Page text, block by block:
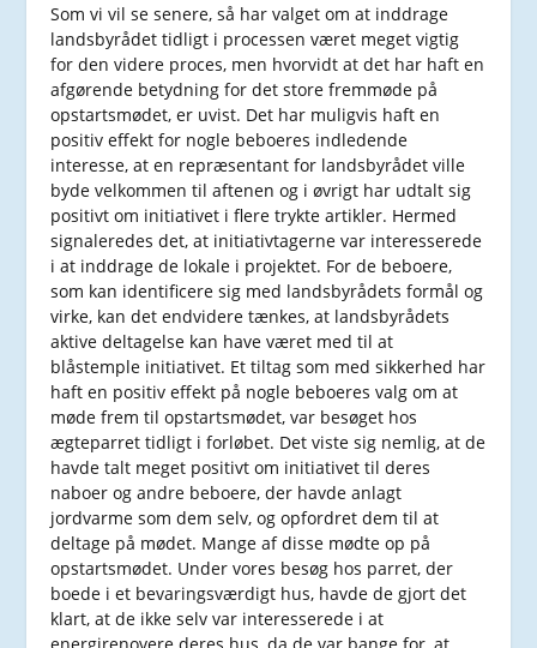
Som vi vil se senere, så har valget om at inddrage
landsbyrådet tidligt i processen været meget vigtig
for den videre proces, men hvorvidt at det har haft en
afgørende betydning for det store fremmøde på
opstartsmødet, er uvist. Det har muligvis haft en
positiv effekt for nogle beboeres indledende
interesse, at en repræsentant for landsbyrådet ville
byde velkommen til aftenen og i øvrigt har udtalt sig
positivt om initiativet i flere trykte artikler. Hermed
signaleredes det, at initiativtagerne var interesserede
i at inddrage de lokale i projektet. For de beboere,
som kan identificere sig med landsbyrådets formål og
virke, kan det endvidere tænkes, at landsbyrådets
aktive deltagelse kan have været med til at
blåstemple initiativet. Et tiltag som med sikkerhed har
haft en positiv effekt på nogle beboeres valg om at
møde frem til opstartsmødet, var besøget hos
ægteparret tidligt i forløbet. Det viste sig nemlig, at de
havde talt meget positivt om initiativet til deres
naboer og andre beboere, der havde anlagt
jordvarme som dem selv, og opfordret dem til at
deltage på mødet. Mange af disse mødte op på
opstartsmødet. Under vores besøg hos parret, der
boede i et bevaringsværdigt hus, havde de gjort det
klart, at de ikke selv var interesserede i at
energirenovere deres hus, da de var bange for, at